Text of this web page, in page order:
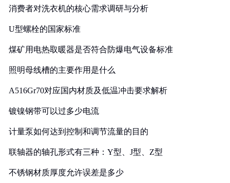
消费者对洗衣机的核心需求调研与分析
U型螺栓的国家标准
煤矿用电热取暖器是否符合防爆电气设备标准
照明母线槽的主要作用是什么
A516Gr70对应国内材质及低温冲击要求解析
镀镍钢带可以过多少电流
计量泵如何达到控制和调节流量的目的
联轴器的轴孔形式有三种：Y型、J型、Z型
不锈钢材质厚度允许误差是多少